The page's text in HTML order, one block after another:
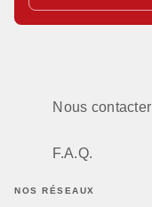
Nous contacter
F.A.Q.
NOS RÉSEAUX